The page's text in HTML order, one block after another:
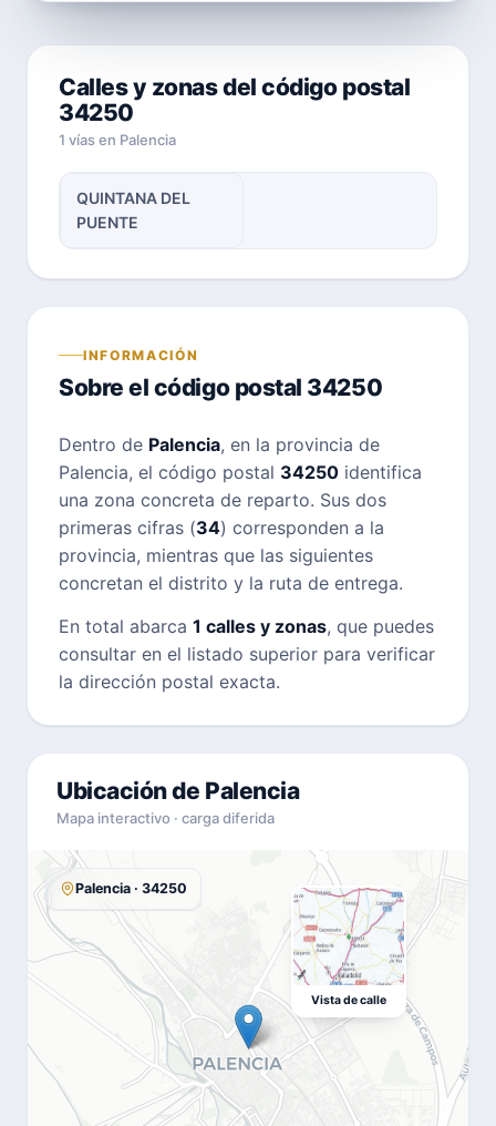
Calles y zonas del código postal
34250
1 vías en Palencia
QUINTANA DEL
PUENTE
INFORMACIÓN
Sobre el código postal 34250
Dentro de Palencia, en la provincia de
Palencia, el código postal 34250 identifica
una zona concreta de reparto. Sus dos
primeras cifras (34) corresponden a la
provincia, mientras que las siguientes
concretan el distrito y la ruta de entrega.
En total abarca 1 calles y zonas, que puedes
consultar en el listado superior para verificar
la dirección postal exacta.
Ubicación de Palencia
Mapa interactivo · carga diferida
Palencia · 34250
Vista de calle